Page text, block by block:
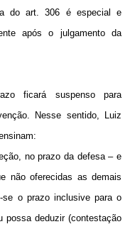
do art. 306 é especial e
após o julgamento da
ficará suspenso para
Nesse sentido, Luiz
no prazo da defesa – e
não oferecidas as demais
se o prazo inclusive para o
possa deduzir (contestação